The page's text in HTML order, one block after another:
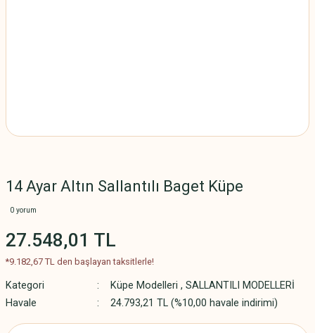
14 Ayar Altın Sallantılı Baget Küpe
0 yorum
27.548,01 TL
*9.182,67 TL den başlayan taksitlerle!
Kategori Küpe Modelleri , SALLANTILI MODELLERİ
Havale
24.793,21 TL (%10,00 havale indirimi)